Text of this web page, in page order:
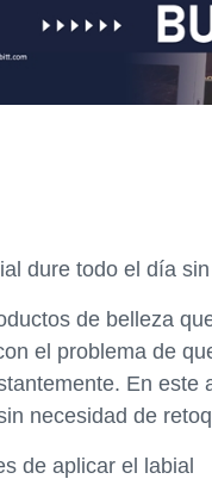
dure todo el día
de belleza
el problema de
En
necesidad de
de aplicar el labial